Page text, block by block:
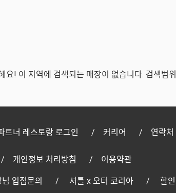
요! 이 지역에 검색되는 매장이 없습니다. 검색범
트너 레스토랑 로그인 커리어 연락처
개인정보 처리방침 이용약관
입점문의 셔틀 x 오터 코리아 할